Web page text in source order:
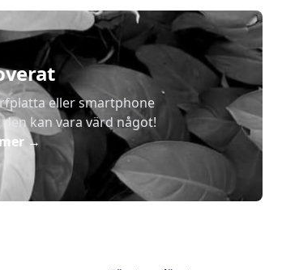
eller smartphone
kan vara värd något!
→